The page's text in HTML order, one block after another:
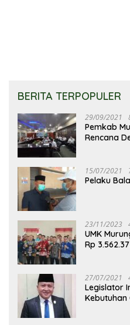
BERITA TERPOPULER
29/09/2021
Pemkab
Rencana
15/07/2021
Pelaku
23/11/2023
UMK
Rp
27/07/2021
Legislator
Kebutuhan